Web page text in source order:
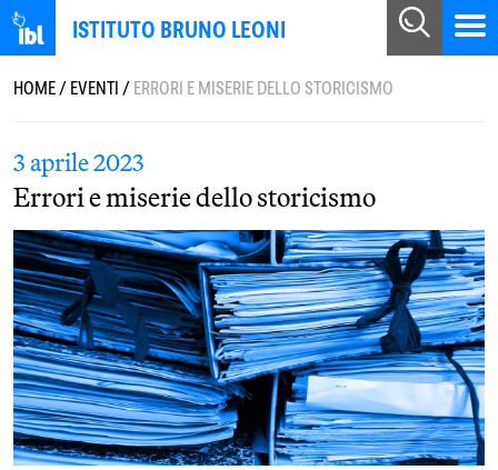
ISTITUTO BRUNO LEONI
HOME/EVENTI/ERRORI E MISERIE DELLO STORICISMO
3 aprile 2023
Errori e miserie dello storicismo